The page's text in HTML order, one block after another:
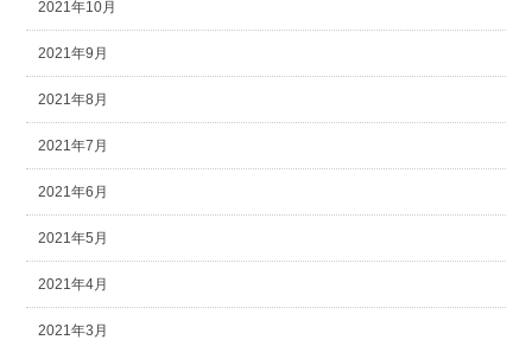
2021年10月
2021年9月
2021年8月
2021年7月
2021年6月
2021年5月
2021年4月
2021年3月